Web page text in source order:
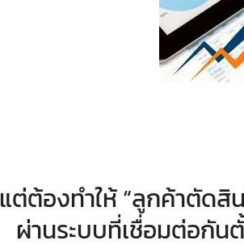
แต่ต้องทำให้ “ลูกค้าตัดสิ
ผ่านระบบที่เชื่อมต่อกัน